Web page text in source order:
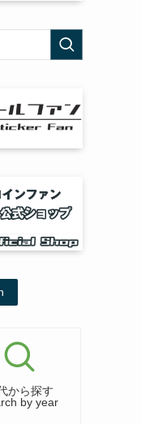
から探す
by year